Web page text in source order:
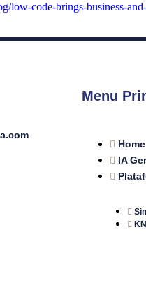
low-code-brings-business-
Menu
Home
IA